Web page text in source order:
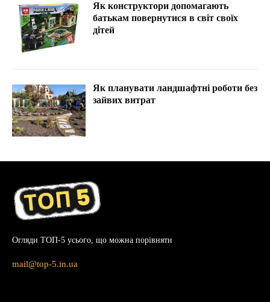
Як конструктори допомагають
батькам повернутися в світ своїх
дітей
Як планувати ландшафтні роботи без
зайвих витрат
Огляди ТОП-5 усього, що можна порівняти
mail@top-5.in.ua